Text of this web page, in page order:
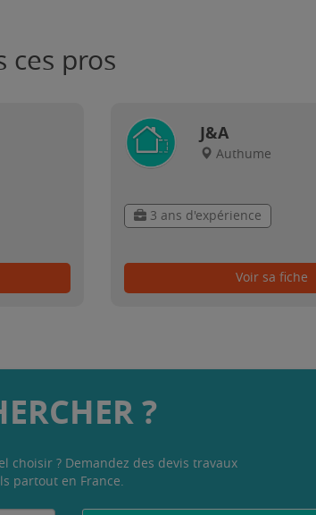
ces pros
J&A
Authume
3 ans d'expérience
Voir sa fiche
?
choisir ? Demandez des devis travaux
partout en France.